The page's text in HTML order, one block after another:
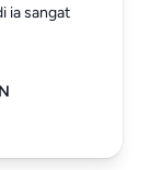
ia sangat